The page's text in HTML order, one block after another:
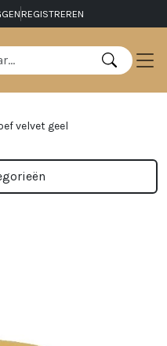
REGISTREREN
velvet geel